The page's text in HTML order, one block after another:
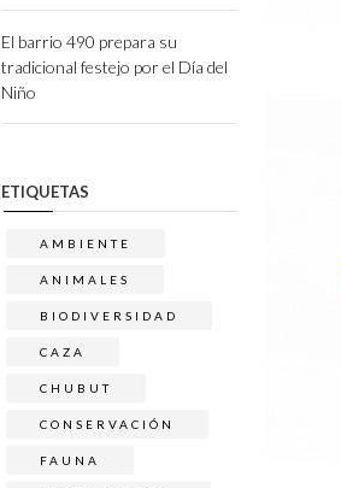
El barrio 490 prepara su
tradicional festejo por el Día del
Niño
ETIQUETAS
AMBIENTE
ANIMALES
BIODIVERSIDAD
CAZA
CHUBUT
CONSERVACIÓN
FAUNA